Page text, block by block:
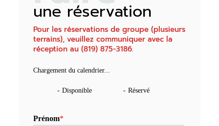
une réservation
Pour les réservations de groupe (plusieurs
terrains), veuillez communiquer avec la
réception au (819) 875-3186.
Chargement du calendrier...
- Disponible - Réservé
Prénom*